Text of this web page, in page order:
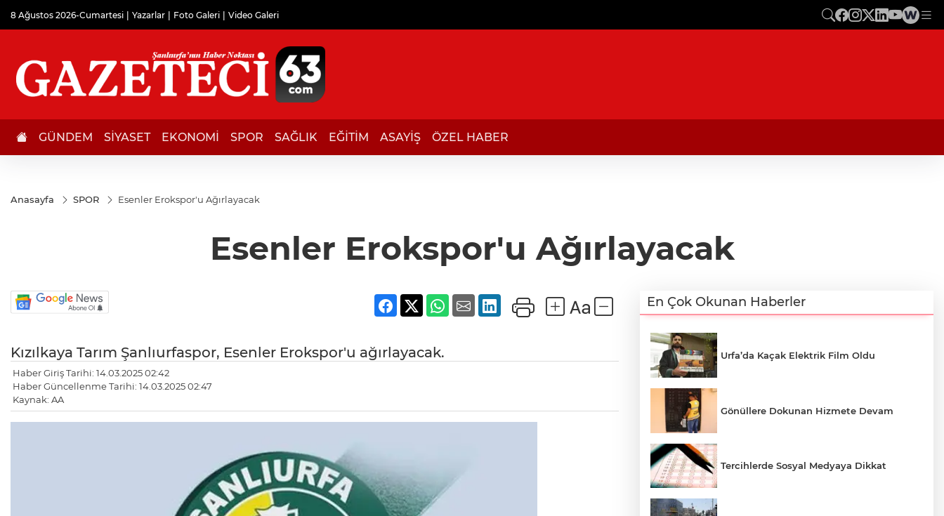
8 Ağustos 2026-Cumartesi Yazarlar Foto Galeri Video Galeri
GÜNDEM SİYASET EKONOMİ SPOR SAĞLIK EĞİTİM ASAYİŞ ÖZEL HABER
Anasayfa SPOR Esenler Erokspor'u Ağırlayacak
Esenler Erokspor'u Ağırlayacak
Kızılkaya Tarım Şanlıurfaspor, Esenler Erokspor'u ağırlayacak.
Haber Giriş Tarihi: 14.03.2025 02:42
Haber Güncellenme Tarihi: 14.03.2025 02:47
Kaynak: AA
En Çok Okunan Haberler
Urfa’da Kaçak Elektrik Film Oldu
Gönüllere Dokunan Hizmete Devam
Tercihlerde Sosyal Medyaya Dikkat